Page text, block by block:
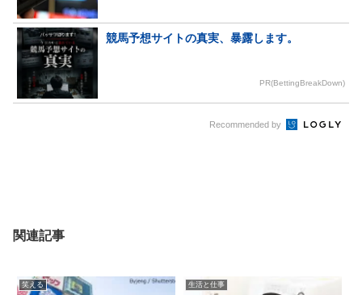
競馬予想サイトの真実、暴露します。
PR(BettingBreakDown)
Recommended by
関連記事
笑える 生活と仕事